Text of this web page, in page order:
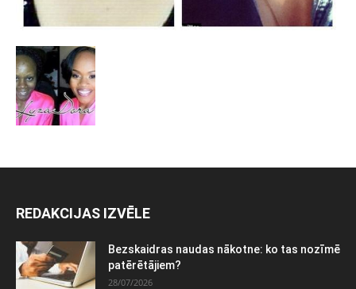
REDAKCIJAS IZVĒLE
Bezskaidras naudas nākotne: ko tas nozīmē
patērētājiem?
28/07/2026